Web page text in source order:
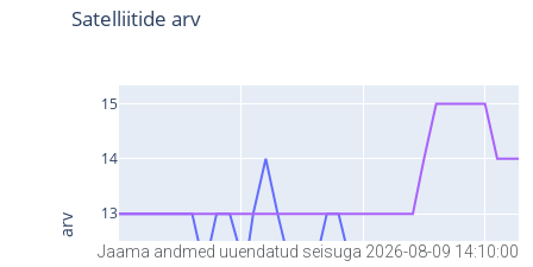
Jaama andmed uuendatud seisuga 2026-08-09 14:10:00